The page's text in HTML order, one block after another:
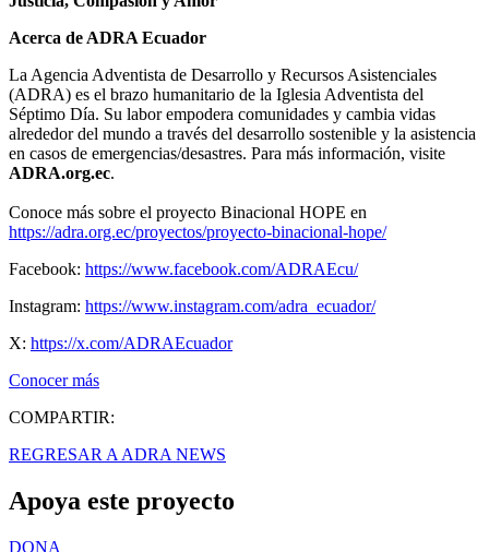
Acerca de ADRA Ecuador
La Agencia Adventista de Desarrollo y Recursos Asistenciales
(ADRA) es el brazo humanitario de la Iglesia Adventista del
Séptimo Día. Su labor empodera comunidades y cambia vidas
alrededor del mundo a través del desarrollo sostenible y la asistencia
en casos de emergencias/desastres. Para más información, visite
ADRA.org.ec.
Conoce más sobre el proyecto Binacional HOPE en
https://adra.org.ec/proyectos/proyecto-binacional-hope/
Facebook: https://www.facebook.com/ADRAEcu/
Instagram: https://www.instagram.com/adra_ecuador/
X: https://x.com/ADRAEcuador
Conocer más
COMPARTIR:
REGRESAR A ADRA NEWS
Apoya este proyecto
DONA